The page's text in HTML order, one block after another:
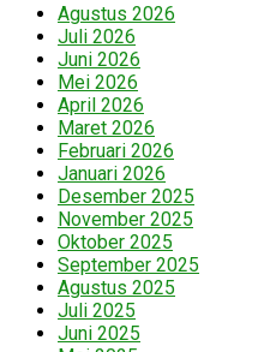
Agustus 2026
Juli 2026
Juni 2026
Mei 2026
April 2026
Maret 2026
Februari 2026
Januari 2026
Desember 2025
November 2025
Oktober 2025
September 2025
Agustus 2025
Juli 2025
Juni 2025